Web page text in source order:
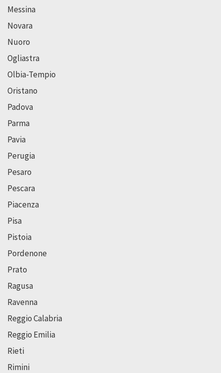
Messina
Novara
Nuoro
Ogliastra
Olbia-Tempio
Oristano
Padova
Parma
Pavia
Perugia
Pesaro
Pescara
Piacenza
Pisa
Pistoia
Pordenone
Prato
Ragusa
Ravenna
Reggio Calabria
Reggio Emilia
Rieti
Rimini